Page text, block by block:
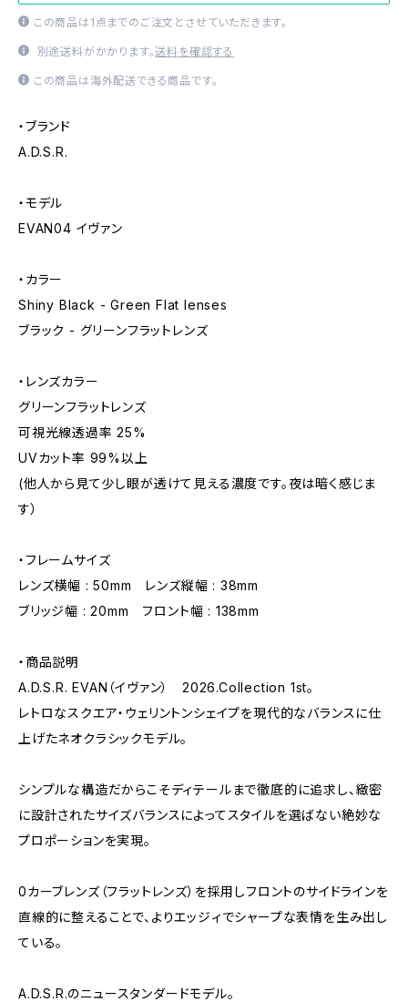
この商品は1点までのご注文とさせていただきます。
別途送料がかかります。送料を確認する
この商品は海外配送できる商品です。
・ブランド
A.D.S.R.
・モデル
EVAN04 イヴァン
・カラー
Shiny Black - Green Flat lenses
ブラック - グリーンフラットレンズ
・レンズカラー
グリーンフラットレンズ
可視光線透過率 25%
UVカット率 99%以上
(他人から見て少し眼が透けて見える濃度です。夜は暗く感じま
す）
・フレームサイズ
レンズ横幅 : 50mm レンズ縦幅 : 38mm
ブリッジ幅 : 20mm フロント幅 : 138mm
・商品説明
A.D.S.R. EVAN（イヴァン） 2026.Collection 1st。
レトロなスクエア・ウェリントンシェイプを現代的なバランスに仕
上げたネオクラシックモデル。
シンプルな構造だからこそディテールまで徹底的に追求し、緻密
に設計されたサイズバランスによってスタイルを選ばない絶妙な
プロポーションを実現。
0カーブレンズ（フラットレンズ）を採用しフロントのサイドラインを
直線的に整えることで、よりエッジィでシャープな表情を生み出し
ている。
A.D.S.R.のニュースタンダードモデル。